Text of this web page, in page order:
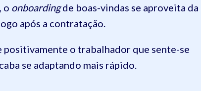
o onboardingde boas-vindas se aproveita da
após a contratação.
positivamente o trabalhador que sente-se
se adaptando mais rápido.